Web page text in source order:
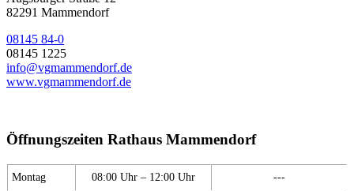
82291 Mammendorf
08145 84-0
08145 1225
info@vgmammendorf.de
www.vgmammendorf.de
Öffnungszeiten Rathaus Mammendorf
Montag 08:00 Uhr – 12:00 Uhr ---